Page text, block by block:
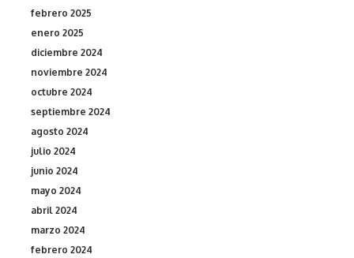
febrero 2025
enero 2025
diciembre 2024
noviembre 2024
octubre 2024
septiembre 2024
agosto 2024
julio 2024
junio 2024
mayo 2024
abril 2024
marzo 2024
febrero 2024